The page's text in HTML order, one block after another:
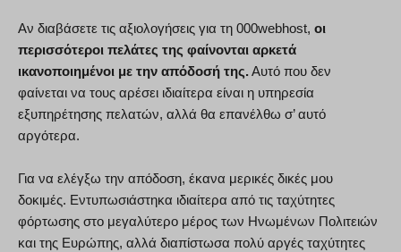
Αν διαβάσετε τις αξιολογήσεις για τη 000webhost, οι
περισσότεροι πελάτες της φαίνονται αρκετά
ικανοποιημένοι με την απόδοσή της.Αυτό που δεν
φαίνεται να τους αρέσει ιδιαίτερα είναι η υπηρεσία
εξυπηρέτησης πελατών, αλλά θα επανέλθω σ’ αυτό
αργότερα.
Για να ελέγξω την απόδοση, έκανα μερικές δικές μου
δοκιμές. Εντυπωσιάστηκα ιδιαίτερα από τις ταχύτητες
φόρτωσης στο μεγαλύτερο μέρος των Ηνωμένων Πολιτειών
και της Ευρώπης, αλλά διαπίστωσα πολύ αργές ταχύτητες